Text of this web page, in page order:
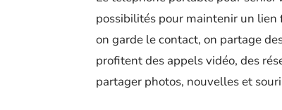
possibilités pour maintenir un lien
on garde le contact, on partage
profitent des appels vidéo, des
partager photos, nouvelles et